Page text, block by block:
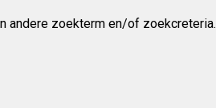
andere zoekterm en/of zoekcreteria.